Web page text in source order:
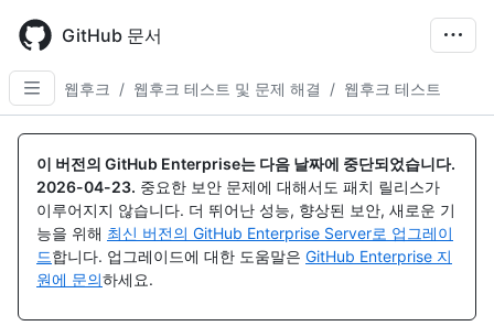
main
content
GitHub 문서
웹후크 / 웹후크 테스트 및 문제 해결 / 웹후크 테스트
이 버전의 GitHub Enterprise는 다음 날짜에 중단되었습니다.
2026-04-23. 중요한 보안 문제에 대해서도 패치 릴리스가
이루어지지 않습니다. 더 뛰어난 성능, 향상된 보안, 새로운 기
능을 위해 최신 버전의 GitHub Enterprise Server로 업그레이
드합니다. 업그레이드에 대한 도움말은 GitHub Enterprise 지
원에 문의하세요.